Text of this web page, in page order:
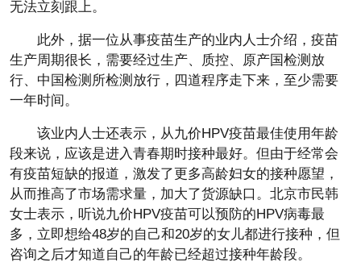
无法立刻跟上。
此外，据一位从事疫苗生产的业内人士介绍，疫苗
生产周期很长，需要经过生产、质控、原产国检测放
行、中国检测所检测放行，四道程序走下来，至少需要
一年时间。
该业内人士还表示，从九价HPV疫苗最佳使用年龄
段来说，应该是进入青春期时接种最好。但由于经常会
有疫苗短缺的报道，激发了更多高龄妇女的接种愿望，
从而推高了市场需求量，加大了货源缺口。北京市民韩
女士表示，听说九价HPV疫苗可以预防的HPV病毒最
多，立即想给48岁的自己和20岁的女儿都进行接种，但
咨询之后才知道自己的年龄已经超过接种年龄段。